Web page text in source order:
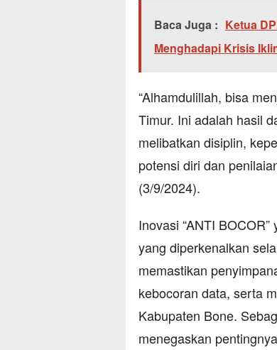
Baca Juga : Ketua
Menghadapi Krisis
“Alhamdulillah, bisa
Timur. Ini adalah hasil
melibatkan disiplin,
potensi diri dan
(3/9/2024).
Inovasi “ANTI
yang diperkenalkan
memastikan
kebocoran data, serta
Kabupaten Bone.
menegaskan